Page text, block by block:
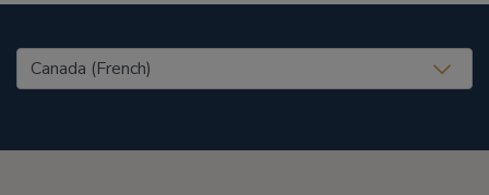
United States (EN)